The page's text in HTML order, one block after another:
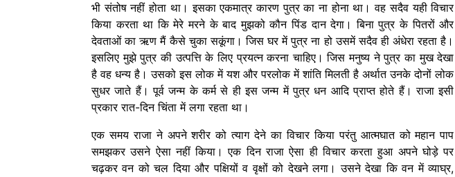
भी संतोष नहीं होता था। इसका एकमात्र कारण पुत्र का ना होना था। वह सदैव यही विचार
किया करता था कि मेरे मरने के बाद मुझको कौन पिंड दान देगा। बिना पुत्र के पितरों और
देवताओं का ऋण मैं कैसे चुका सकूंगा। जिस घर में पुत्र ना हो उसमें सदैव ही अंधेरा रहता है।
इसलिए मुझे पुत्र की उत्पत्ति के लिए प्रयत्न करना चाहिए। जिस मनुष्य ने पुत्र का मुख देखा
है वह धन्य है। उसको इस लोक में यश और परलोक में शांति मिलती है अर्थात उनके दोनों लोक
सुधर जाते हैं। पूर्व जन्म के कर्म से ही इस जन्म में पुत्र धन आदि प्राप्त होते हैं। राजा इसी
प्रकार रात-दिन चिंता में लगा रहता था।
एक समय राजा ने अपने शरीर को त्याग देने का विचार किया परंतु आत्मघात को महान पाप
समझकर उसने ऐसा नहीं किया। एक दिन राजा ऐसा ही विचार करता हुआ अपने घोड़े पर
चढ़कर वन को चल दिया और पक्षियों व वृक्षों को देखने लगा। उसने देखा कि वन में व्याघ्र,